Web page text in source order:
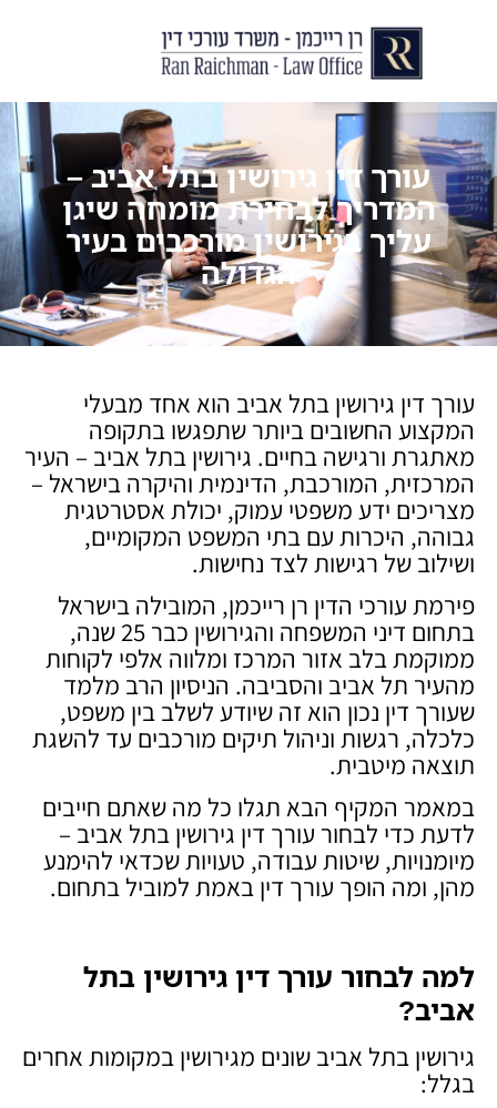
עורך דין גירושין בתל אביב –
המדריך לבחירת מומחה שיגן
עליך בגירושין מורכבים בעיר
הגדולה
עורך דין גירושין בתל אביב הוא אחד מבעלי
המקצוע החשובים ביותר שתפגשו בתקופה
מאתגרת ורגישה בחיים. גירושין בתל אביב – העיר
המרכזית, המורכבת, הדינמית והיקרה בישראל –
מצריכים ידע משפטי עמוק, יכולת אסטרטגית
גבוהה, היכרות עם בתי המשפט המקומיים,
ושילוב של רגישות לצד נחישות.
פירמת עורכי הדין רן רייכמן, המובילה בישראל
בתחום דיני המשפחה והגירושין כבר 25 שנה,
ממוקמת בלב אזור המרכז ומלווה אלפי לקוחות
מהעיר תל אביב והסביבה. הניסיון הרב מלמד
שעורך דין נכון הוא זה שיודע לשלב בין משפט,
כלכלה, רגשות וניהול תיקים מורכבים עד להשגת
תוצאה מיטבית.
במאמר המקיף הבא תגלו כל מה שאתם חייבים
לדעת כדי לבחור עורך דין גירושין בתל אביב –
מיומנויות, שיטות עבודה, טעויות שכדאי להימנע
מהן, ומה הופך עורך דין באמת למוביל בתחום.
למה לבחור עורך דין גירושין בתל
אביב?
גירושין בתל אביב שונים מגירושין במקומות אחרים
בגלל: